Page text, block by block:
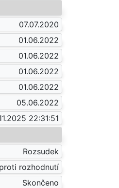
07.07.2020
01.06.2022
01.06.2022
01.06.2022
01.06.2022
05.06.2022
22:31:51
Rozsudek
rozhodnutí
Skončeno